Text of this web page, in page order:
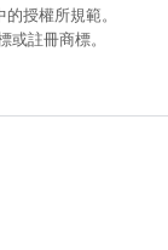
的授權所規範。
註冊商標。